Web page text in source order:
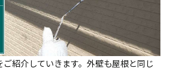
紹介していきます。外壁も屋根と同じ